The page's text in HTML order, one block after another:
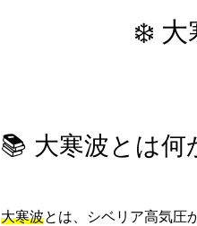
❄️ 大
📚 大寒波とは何
大寒波とは、シベリア高気圧